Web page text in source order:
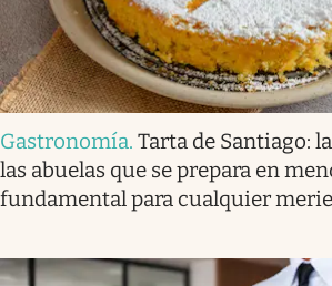
Gastronomía. Tarta de Santiago:
las abuelas que se prepara en
fundamental para cualquier